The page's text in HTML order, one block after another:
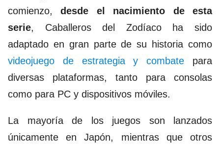
comienzo,desde el nacimiento de esta
serie, Caballeros del Zodíaco ha sido
adaptado en gran parte de su historia como
videojuego de estrategia y combate para
diversas plataformas, tanto para consolas
como para PC y dispositivos móviles.
La mayoría de los juegos son lanzados
únicamente en Japón, mientras que otros